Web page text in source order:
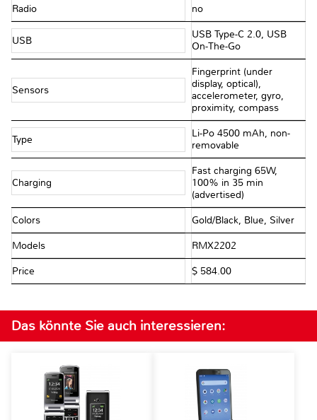
Radio no
USB
USB Type-C 2.0, USB
On-The-Go
Sensors
Fingerprint (under
display, optical),
accelerometer, gyro,
proximity, compass
Type
Li-Po 4500 mAh, non-
removable
Charging
Fast charging 65W,
100% in 35 min
(advertised)
Colors Gold/Black, Blue, Silver
Models RMX2202
Price $ 584.00
Das könnte Sie auch interessieren: